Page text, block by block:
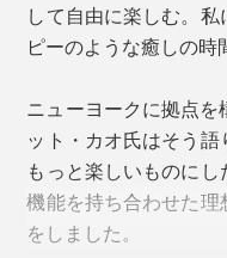
写真は「 パーリングナイフ／マッ
シェフズナイフのミ
イフ」や、小回りの利
て使うと、料理の幅も
して自由に楽しむ。
ピーのような癒しの時
ニューヨークに拠点を
ット・カオ氏はそう
もっと楽しいものに
機能を持ち合わせた
をしました。